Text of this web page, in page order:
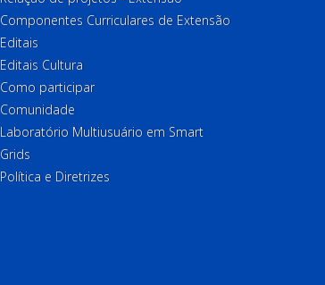
Componentes Curriculares de Extensão
Editais
Editais Cultura
Como participar
Comunidade
Laboratório Multiusuário em Smart
Grids
Política e Diretrizes